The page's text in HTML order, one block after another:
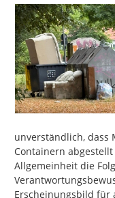
unverständlich, dass
Containern
Allgemeinheit die
Erscheinungsbild für